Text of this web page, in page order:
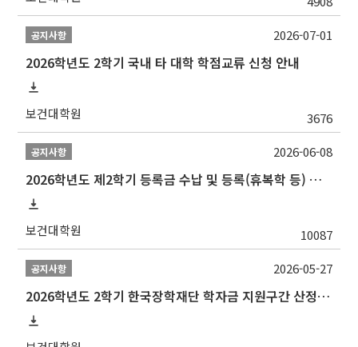
공지사항
2026학년도 2학기 국내 타 대학 학점교류 신청 안내
보건대학원 3676
2026-07-01
공지사항
2026학년도 제2학기 등록금 수납 및 등록(휴복학 등) 일정 안내
보건대학원 10087
2026-06-08
공지사항
2026학년도 2학기 한국장학재단 학자금 지원구간 산정 신청 안내
2026-05-27